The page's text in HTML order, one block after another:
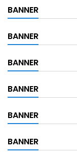
BANNER
BANNER
BANNER
BANNER
BANNER
BANNER